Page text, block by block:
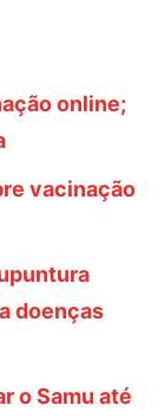
online;
vacinação
doenças
o Samu até